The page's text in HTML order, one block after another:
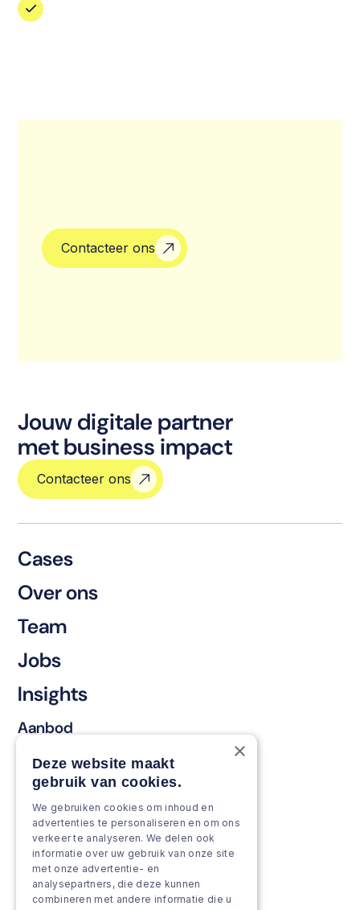
Contacteer ons
Jouw digitale partner
met business impact
Contacteer ons
Cases
Over ons
Team
Jobs
Insights
Aanbod
Behouden & vernieuwen
Versterken & verbreden
Groeien & innoveren
Aanpak
Projecten
×
Deze website maakt
gebruik van cookies.
We gebruiken cookies om inhoud en
advertenties te personaliseren en om ons
verkeer te analyseren. We delen ook
informatie over uw gebruik van onze site
met onze advertentie- en
analysepartners, die deze kunnen
combineren met andere informatie die u